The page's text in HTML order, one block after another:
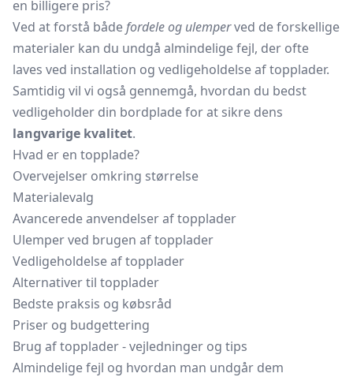
en billigere pris?
Ved at forstå bådefordele og ulemperved de forskellige
materialer kan du undgå almindelige fejl, der ofte
laves ved installation og vedligeholdelse af topplader.
Samtidig vil vi også gennemgå, hvordan du bedst
vedligeholder din bordplade for at sikre dens
langvarige kvalitet.
Hvad er en topplade?
Overvejelser omkring størrelse
Materialevalg
Avancerede anvendelser af topplader
Ulemper ved brugen af topplader
Vedligeholdelse af topplader
Alternativer til topplader
Bedste praksis og købsråd
Priser og budgettering
Brug af topplader - vejledninger og tips
Almindelige fejl og hvordan man undgår dem